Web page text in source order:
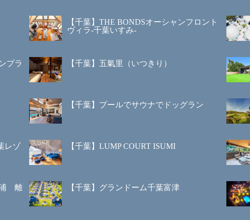
【千葉】THE BONDSオーシャンフロント
ヴィラ-千葉いすみ-
プラ
【千葉】五氣里（いつきり）
【千葉】プールでサウナでドッグラン
レゾ
【千葉】LUMP COURT ISUMI
浦 離
【千葉】グランドーム千葉富津